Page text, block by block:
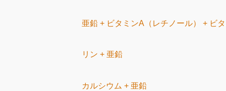
リン + 亜鉛
カルシウム + 亜鉛